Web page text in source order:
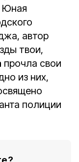
Юная
автор
твои,
прочла свои
из них,
полиции